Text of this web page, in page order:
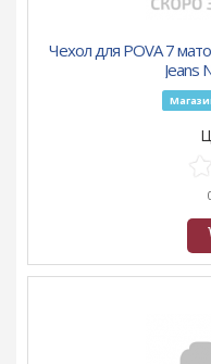
Чехол для POVA 7
Jeans